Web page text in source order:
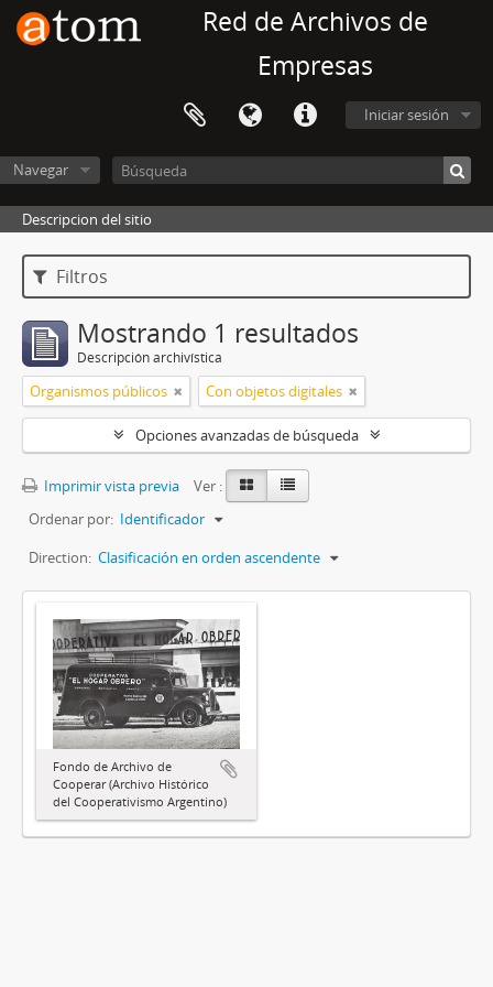
Red de Archivos de
Empresas
Iniciar sesión
Navegar
Descripcion del sitio
Filtros
Mostrando 1 resultados
Descripción archivística
Organismos públicos Con objetos digitales
Opciones avanzadas de búsqueda
Imprimir vista previa
Ver :
Ordenar por: Identificador
Direction: Clasificación en orden ascendente
Fondo de Archivo de
Cooperar (Archivo Histórico
del Cooperativismo Argentino)